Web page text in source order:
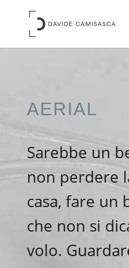
AERIAL
Sarebbe un
non perdere
casa, fare un
che non si
volo.